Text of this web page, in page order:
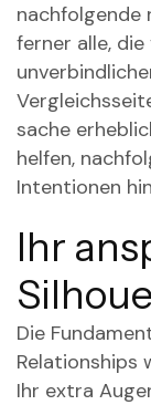
nachfolgende
ferner alle,
sache
helfen,
Intentionen
Ihr
Die
Relationships
Ihr extra